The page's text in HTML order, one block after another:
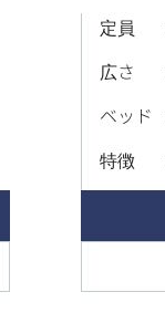
定員
広さ
ベッド
特徴